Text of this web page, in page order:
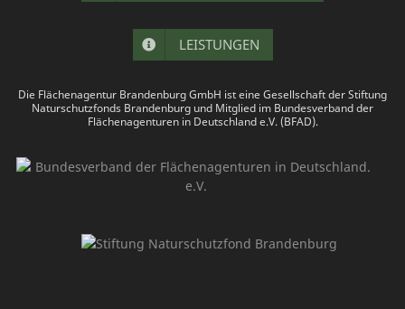
Die Flächenagentur Brandenburg GmbH ist eine Gesellschaft der Stiftung
Naturschutzfonds Brandenburg und Mitglied im Bundesverband der
Flächenagenturen in Deutschland e.V. (BFAD).
LEISTUNGEN